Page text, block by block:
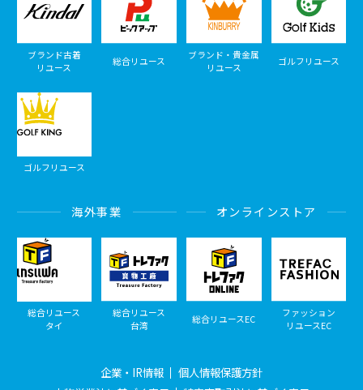
ブランド古着
リユース
総合リユース
ブランド・貴金属
リユース
ゴルフリユース
ゴルフリユース
海外事業
総合リユース
タイ
総合リユース
台湾
オンラインストア
総合リユースEC
ファッション
リユースEC
企業・IR情報
個人情報保護方針